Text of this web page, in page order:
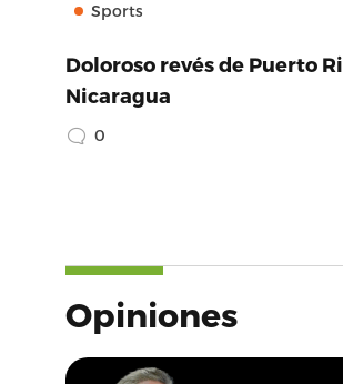
Sports
Doloroso revés de Puerto
Nicaragua
0
Opiniones